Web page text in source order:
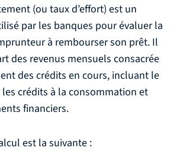
(ou taux d’effort) est un
par les banques pour évaluer la
à rembourser son prêt. Il
des revenus mensuels consacrée
des crédits en cours, incluant le
crédits à la consommation et
financiers.
est la suivante :